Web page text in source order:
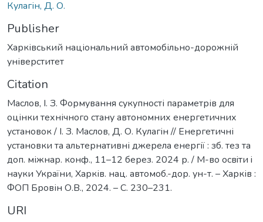
Кулагін, Д. О.
Publisher
Харківський національний автомобільно-дорожній
універститет
Citation
Маслов, І. З. Формування сукупності параметрів для
оцінки технічного стану автономних енергетичних
установок / І. З. Маслов, Д. О. Кулагін // Енергетичні
установки та альтернативні джерела енергії : зб. тез та
доп. міжнар. конф., 11–12 берез. 2024 р. / М-во освiти i
науки України, Харків. нац. автомоб.-дор. ун-т. – Харків :
ФОП Бровін О.В., 2024. – С. 230–231.
URI